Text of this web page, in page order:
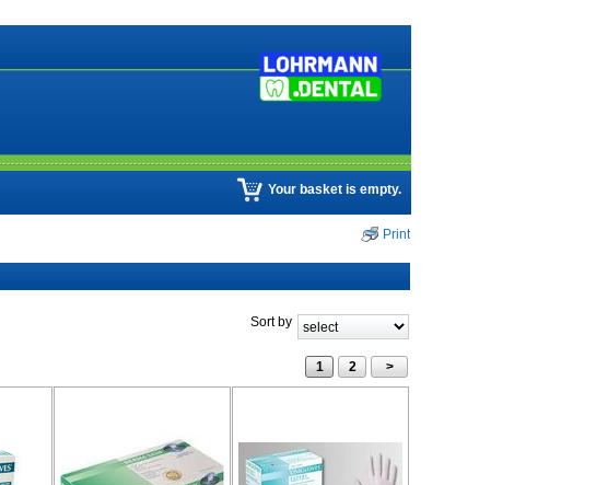
Your basket is empty.
Print
Sort by
1 2 >